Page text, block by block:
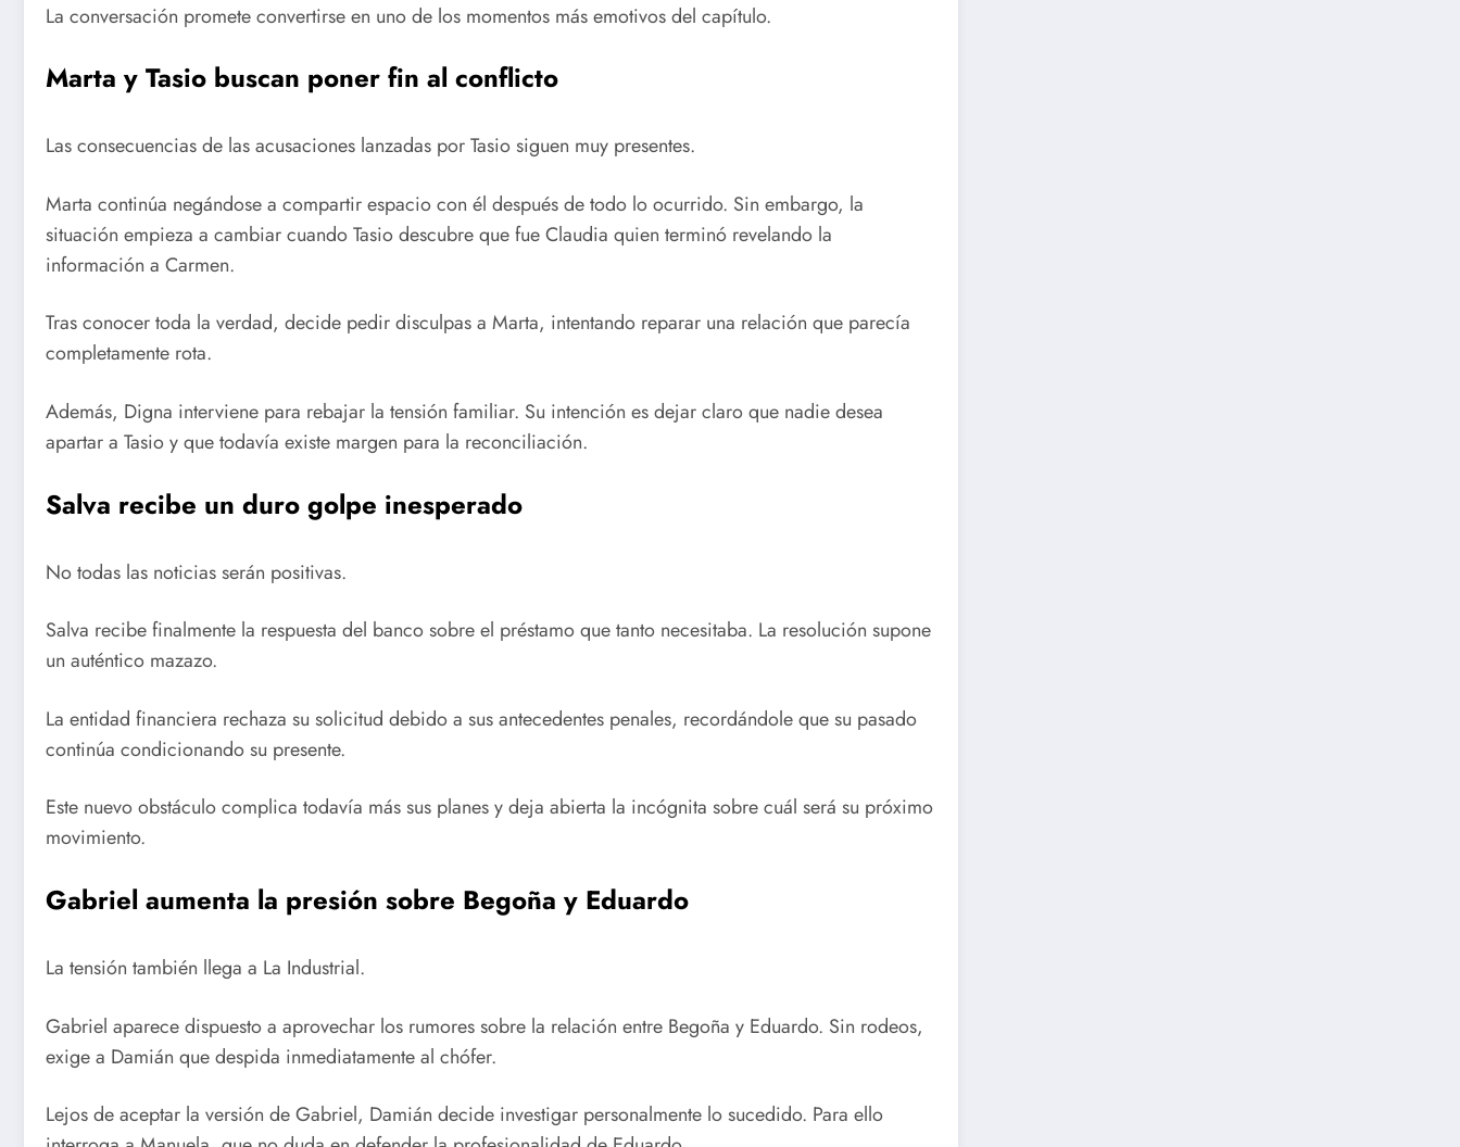
La conversación promete convertirse en uno de los momentos más emotivos del capítulo.
Marta y Tasio buscan poner fin al conflicto
Las consecuencias de las acusaciones lanzadas por Tasio siguen muy presentes.
Marta continúa negándose a compartir espacio con él después de todo lo ocurrido. Sin embargo, la
situación empieza a cambiar cuando Tasio descubre que fue Claudia quien terminó revelando la
información a Carmen.
Tras conocer toda la verdad, decide pedir disculpas a Marta, intentando reparar una relación que parecía
completamente rota.
Además, Digna interviene para rebajar la tensión familiar. Su intención es dejar claro que nadie desea
apartar a Tasio y que todavía existe margen para la reconciliación.
Salva recibe un duro golpe inesperado
No todas las noticias serán positivas.
Salva recibe finalmente la respuesta del banco sobre el préstamo que tanto necesitaba. La resolución supone
un auténtico mazazo.
La entidad financiera rechaza su solicitud debido a sus antecedentes penales, recordándole que su pasado
continúa condicionando su presente.
Este nuevo obstáculo complica todavía más sus planes y deja abierta la incógnita sobre cuál será su próximo
movimiento.
Gabriel aumenta la presión sobre Begoña y Eduardo
La tensión también llega a La Industrial.
Gabriel aparece dispuesto a aprovechar los rumores sobre la relación entre Begoña y Eduardo. Sin rodeos,
exige a Damián que despida inmediatamente al chófer.
Lejos de aceptar la versión de Gabriel, Damián decide investigar personalmente lo sucedido. Para ello